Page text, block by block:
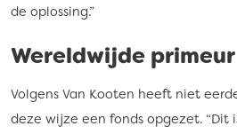
de oplossing.”
Wereldwijde primeur
Volgens Van Kooten heeft niet
deze wijze een fonds opgezet. “Dit